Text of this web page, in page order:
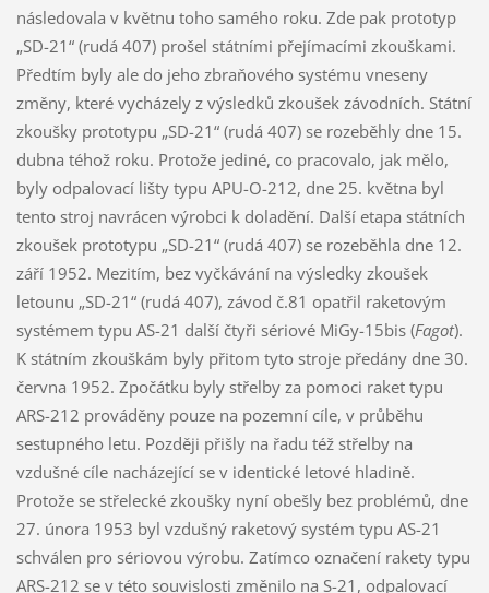
následovala v květnu toho samého roku. Zde pak prototyp
„SD-21“ (rudá 407) prošel státními přejímacími zkouškami.
Předtím byly ale do jeho zbraňového systému vneseny
změny, které vycházely z výsledků zkoušek závodních. Státní
zkoušky prototypu „SD-21“ (rudá 407) se rozeběhly dne 15.
dubna téhož roku. Protože jediné, co pracovalo, jak mělo,
byly odpalovací lišty typu APU-O-212, dne 25. května byl
tento stroj navrácen výrobci k doladění. Další etapa státních
zkoušek prototypu „SD-21“ (rudá 407) se rozeběhla dne 12.
září 1952. Mezitím, bez vyčkávání na výsledky zkoušek
letounu „SD-21“ (rudá 407), závod č.81 opatřil raketovým
systémem typu AS-21 další čtyři sériové MiGy-15bis (Fagot).
K státním zkouškám byly přitom tyto stroje předány dne 30.
června 1952. Zpočátku byly střelby za pomoci raket typu
ARS-212 prováděny pouze na pozemní cíle, v průběhu
sestupného letu. Později přišly na řadu též střelby na
vzdušné cíle nacházející se v identické letové hladině.
Protože se střelecké zkoušky nyní obešly bez problémů, dne
27. února 1953 byl vzdušný raketový systém typu AS-21
schválen pro sériovou výrobu. Zatímco označení rakety typu
ARS-212 se v této souvislosti změnilo na S-21, odpalovací